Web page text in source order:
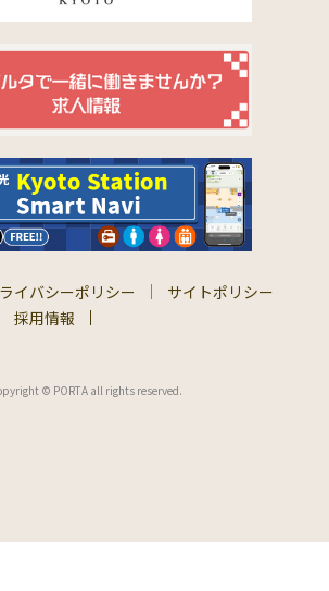
イバシーポリシー
サイトポリシー
採用情報
© PORTA all rights reserved.